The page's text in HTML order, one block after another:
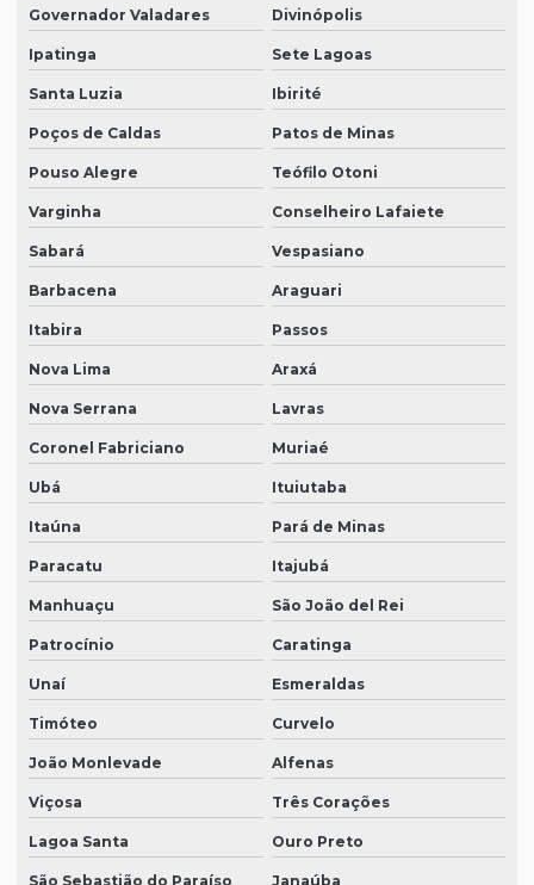
Governador Valadares Divinópolis
Ipatinga Sete Lagoas
Santa Luzia Ibirité
Poços de Caldas Patos de Minas
Pouso Alegre Teófilo Otoni
Varginha Conselheiro Lafaiete
Sabará Vespasiano
Barbacena Araguari
Itabira Passos
Nova Lima Araxá
Nova Serrana Lavras
Coronel Fabriciano Muriaé
Ubá Ituiutaba
Itaúna Pará de Minas
Paracatu Itajubá
Manhuaçu São João del Rei
Patrocínio Caratinga
Unaí Esmeraldas
Timóteo Curvelo
João Monlevade Alfenas
Viçosa Três Corações
Lagoa Santa Ouro Preto
São Sebastião do Paraíso Janaúba